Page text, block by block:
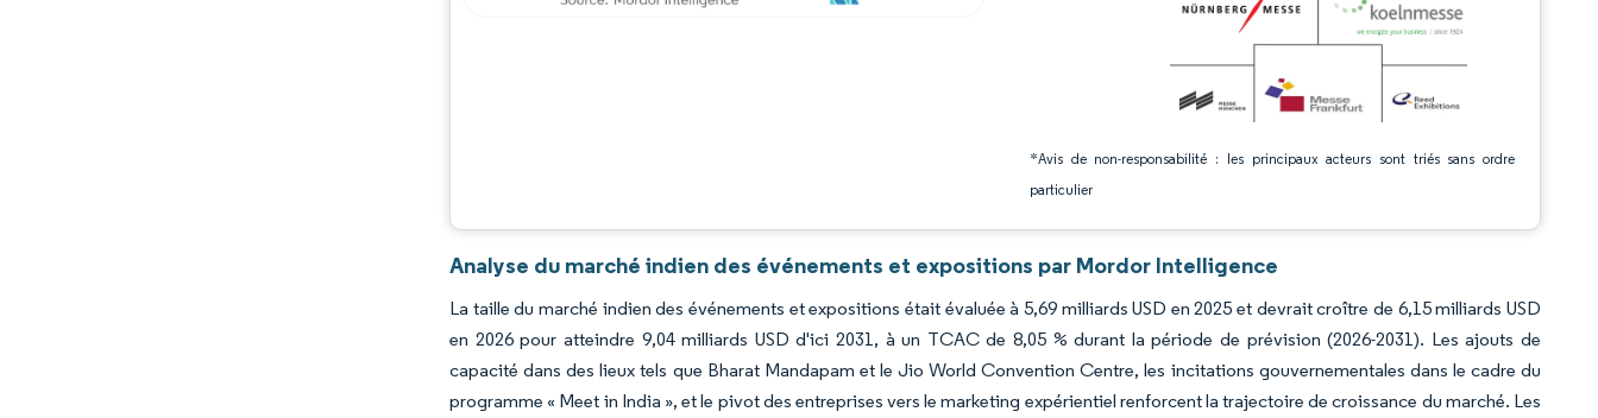
*Avis de non-responsabilité : les principaux acteurs sont triés sans ordre
particulier
Analyse du marché indien des événements et expositions par Mordor Intelligence
La taille du marché indien des événements et expositions était évaluée à 5,69 milliards USD en 2025 et devrait croître de 6,15 milliards USD
en 2026 pour atteindre 9,04 milliards USD d'ici 2031, à un TCAC de 8,05 % durant la période de prévision (2026-2031). Les ajouts de
capacité dans des lieux tels que Bharat Mandapam et le Jio World Convention Centre, les incitations gouvernementales dans le cadre du
programme « Meet in India », et le pivot des entreprises vers le marketing expérientiel renforcent la trajectoire de croissance du marché. Les